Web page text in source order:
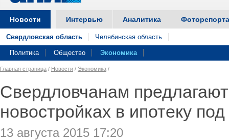
Новости Интервью Аналитика
Свердловская область Челябинская область
Политика Общество Экономика
Главная страница / Новости / Экономика /
Свердловчанам
новостройках в ипотеку
13 августа 2015 17:20